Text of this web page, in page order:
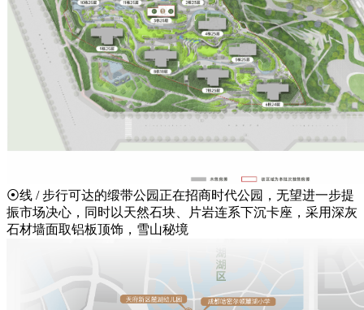
⦿线 / 步行可达的缎带公园正在招商时代公园，无望进一步提
振市场决心，同时以天然石块、片岩连系下沉卡座，采用深灰
石材墙面取铝板顶饰，雪山秘境